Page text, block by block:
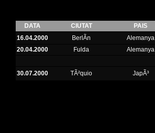
DATA CIUTAT PAIS
16.04.2000
BerlÃ­n Alemanya
20.04.2000
Fulda Alemanya
30.07.2000 TÃ²quio JapÃ³